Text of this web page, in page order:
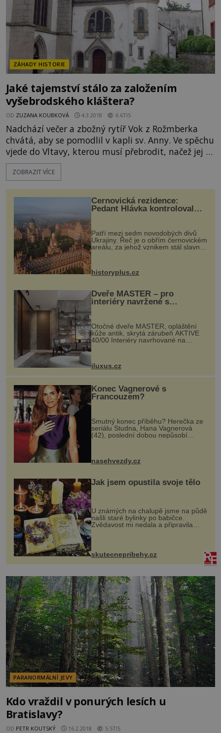
ZÁHADY HISTORIE
Jaké tajemství stálo za založením
vyšebrodského kláštera?
OD ZUZANA KOUBKOVÁ 4.3.2018 6.6TIS
Nadchází večer a zbožný rytíř Vok z Rožmberka
chvátá, aby se pomodlil v kapli sv. Anny. Ve spěchu
vjede do Vltavy, kterou musí přebrodit, načež jej i s
koněm strhne proud. Jak souvisí tato událost s
Vyšším Brodem? JE HISTORKA O ZÁCHRANĚ
se pokouší s dravým živlem bojovat, ale překáží
mu rytířská zbroj, do níž je oblečen. V nouzi
nejvyšší se začne mod
ZOBRAZIT VÍCE
Černovická rezidence:
Pedant Hlávka kontroloval
Patří mezi sedm novodobých divů
Ukrajiny. Řeč je o obřím černovickém
areálu, za jehož vznikem stál slavný
český architekt Josef Hlávka. Ten si
na něm dal mimořádně záležet. Jeho
stavební plány by při ...
historyplus.cz
Dveře MASTER – pro
interiéry navržené s
rozumem i vášní!
Otočné dveře MASTER, opláštění
kůže antik, skrytá zárubeň AKTIVE
40/00 Interiéry navrhované na
zakázku často vyžadují atypické
rozměry nejen nábytku, ale i
dnes umož...
iluxus.cz
Konec Vagnerové s
Francouzem?
Smutný konec příběhu? Herečka ze
seriálu Studna, Hana Vagnerová
(42), poslední dobou nepůsobí
nasehvezdy.cz
Jak jsem opustila svoje tělo
U známých na chalupě jsme na půdě
našli staré bylinky po babičce.
Zvědavost mi nedala a připravila
jsem si z nich lektvar… Zimní pobyt
na chalupě se pro mě vlastní vinou
změnil v děsivý zážitek, na kt...
skutecnepribehy.cz
PARANORMÁLNÍ JEVY
Kdo vraždil v ponurých lesích u
Bratislavy?
OD PETR KOUTSKÝ 16.2.2018 5.5TIS